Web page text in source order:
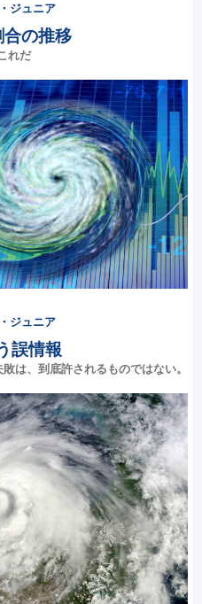
ジュニア
合の推移
れだ
ジュニア
誤情報
は、到底許されるものではない。